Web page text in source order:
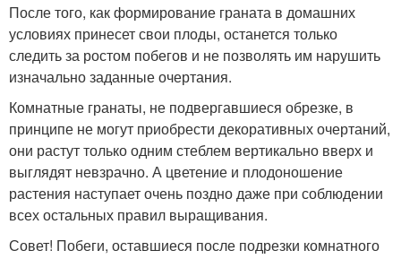
После того, как формирование граната в домашних
условиях принесет свои плоды, останется только
следить за ростом побегов и не позволять им нарушить
изначально заданные очертания.
Комнатные гранаты, не подвергавшиеся обрезке, в
принципе не могут приобрести декоративных очертаний,
они растут только одним стеблем вертикально вверх и
выглядят невзрачно. А цветение и плодоношение
растения наступает очень поздно даже при соблюдении
всех остальных правил выращивания.
Совет! Побеги, оставшиеся после подрезки комнатного